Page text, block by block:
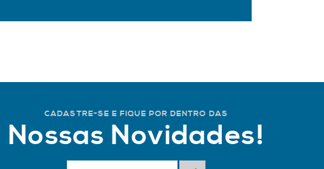
CADASTRE-SE E FIQUE POR DENTRO DAS
Nossas Novidades!